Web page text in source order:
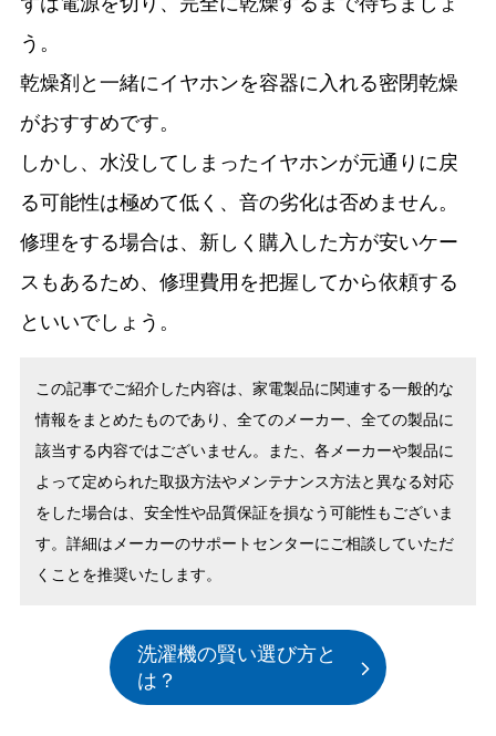
う。
乾燥剤と一緒にイヤホンを容器に入れる密閉乾燥
がおすすめです。
しかし、水没してしまったイヤホンが元通りに戻
る可能性は極めて低く、音の劣化は否めません。
修理をする場合は、新しく購入した方が安いケー
スもあるため、修理費用を把握してから依頼する
といいでしょう。
この記事でご紹介した内容は、家電製品に関連する一般的な
情報をまとめたものであり、全てのメーカー、全ての製品に
該当する内容ではございません。また、各メーカーや製品に
よって定められた取扱方法やメンテナンス方法と異なる対応
をした場合は、安全性や品質保証を損なう可能性もございま
す。詳細はメーカーのサポートセンターにご相談していただ
くことを推奨いたします。
洗濯機の賢い選び方と
は？